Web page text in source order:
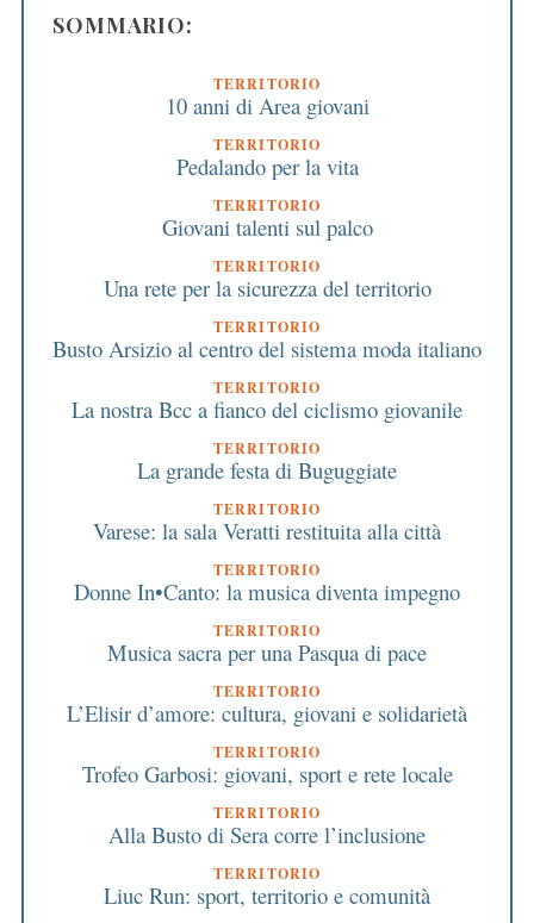
SOMMARIO:
TERRITORIO
10 anni di Area giovani
TERRITORIO
Pedalando per la vita
TERRITORIO
Giovani talenti sul palco
TERRITORIO
Una rete per la sicurezza del territorio
TERRITORIO
Busto Arsizio al centro del sistema moda italiano
TERRITORIO
La nostra Bcc a fianco del ciclismo giovanile
TERRITORIO
La grande festa di Buguggiate
TERRITORIO
Varese: la sala Veratti restituita alla città
TERRITORIO
Donne In•Canto: la musica diventa impegno
TERRITORIO
Musica sacra per una Pasqua di pace
TERRITORIO
L’Elisir d’amore: cultura, giovani e solidarietà
TERRITORIO
Trofeo Garbosi: giovani, sport e rete locale
TERRITORIO
Alla Busto di Sera corre l’inclusione
TERRITORIO
Liuc Run: sport, territorio e comunità